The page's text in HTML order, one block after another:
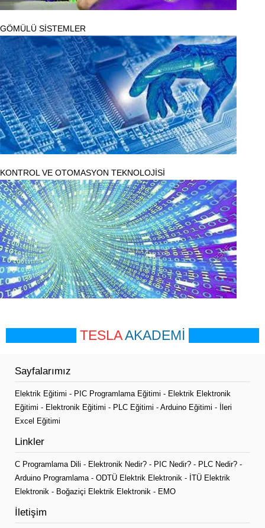
GÖMÜLÜ SİSTEMLER
KONTROL VE OTOMASYON TEKNOLOJİSİ
TESLAAKADEMİ
Sayfalarımız
Elektrik Eğitimi - PIC Programlama Eğitimi - Elektrik Elektronik
Eğitimi - Elektronik Eğitimi - PLC Eğitimi - Arduino Eğitimi -
İleri
Excel Eğitimi
Linkler
C Programlama Dili - Elektronik Nedir? - PIC Nedir? - PLC Nedir? -
Arduino Programlama- ODTÜ Elektrik Elektronik - İTÜ Elektrik
Elektronik - Boğaziçi Elektrik Elektronik - EMO
İletişim